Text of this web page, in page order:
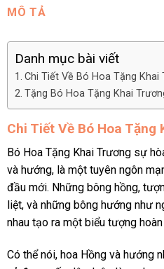
MÔ TẢ
Danh mục bài viết
Chi Tiết Về Bó Hoa Tặng Khai
Tặng Bó Hoa Tặng Khai
Chi Tiết Về Bó Hoa Tặng
Bó Hoa Tặng Khai Trương sự
và hướng, là một tuyên ngôn
đầu mới. Những bông hồng,
liệt, và những bông hướng như
nhau tạo ra một biểu tượng
Có thể nói, hoa Hồng và hướng